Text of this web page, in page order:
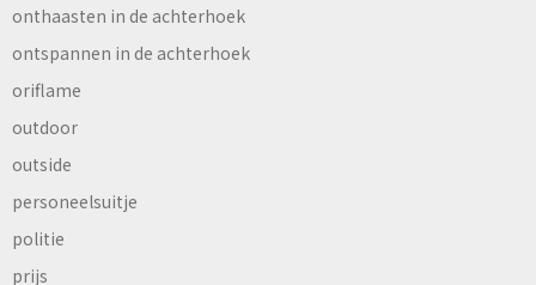
onthaasten in de achterhoek
ontspannen in de achterhoek
oriflame
outdoor
outside
personeelsuitje
politie
prijs